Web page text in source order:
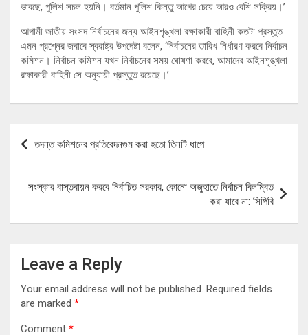
ভাবছে, পুলিশ সচল হয়নি। বর্তমান পুলিশ কিন্তু আগের চেয়ে আরও বেশি সক্রিয়।’
আগামী জাতীয় সংসদ নির্বাচনের জন্য আইনশৃঙ্খলা রক্ষাকারী বাহিনী কতটা প্রস্তুত
এমন প্রশ্নের জবাবে স্বরাষ্ট্র উপদেষ্টা বলেন, ‘নির্বাচনের তারিখ নির্ধারণ করবে নির্বাচন
কমিশন। নির্বাচন কমিশন যখন নির্বাচনের সময় ঘোষণা করবে, আমাদের আইনশৃঙ্খলা
রক্ষাকারী বাহিনী সে অনুযায়ী প্রস্তুত রয়েছে।’
Post
navigation
তদন্ত কমিশনের প্রতিবেদনগুম করা হতো তিনটি ধাপে
সংস্কার বাস্তবায়ন করবে নির্বাচিত সরকার, কোনো অজুহাতে নির্বাচন বিলম্বিত
করা যাবে না: সিপিবি
Leave a Reply
Your email address will not be published. Required fields
are marked *
Comment *